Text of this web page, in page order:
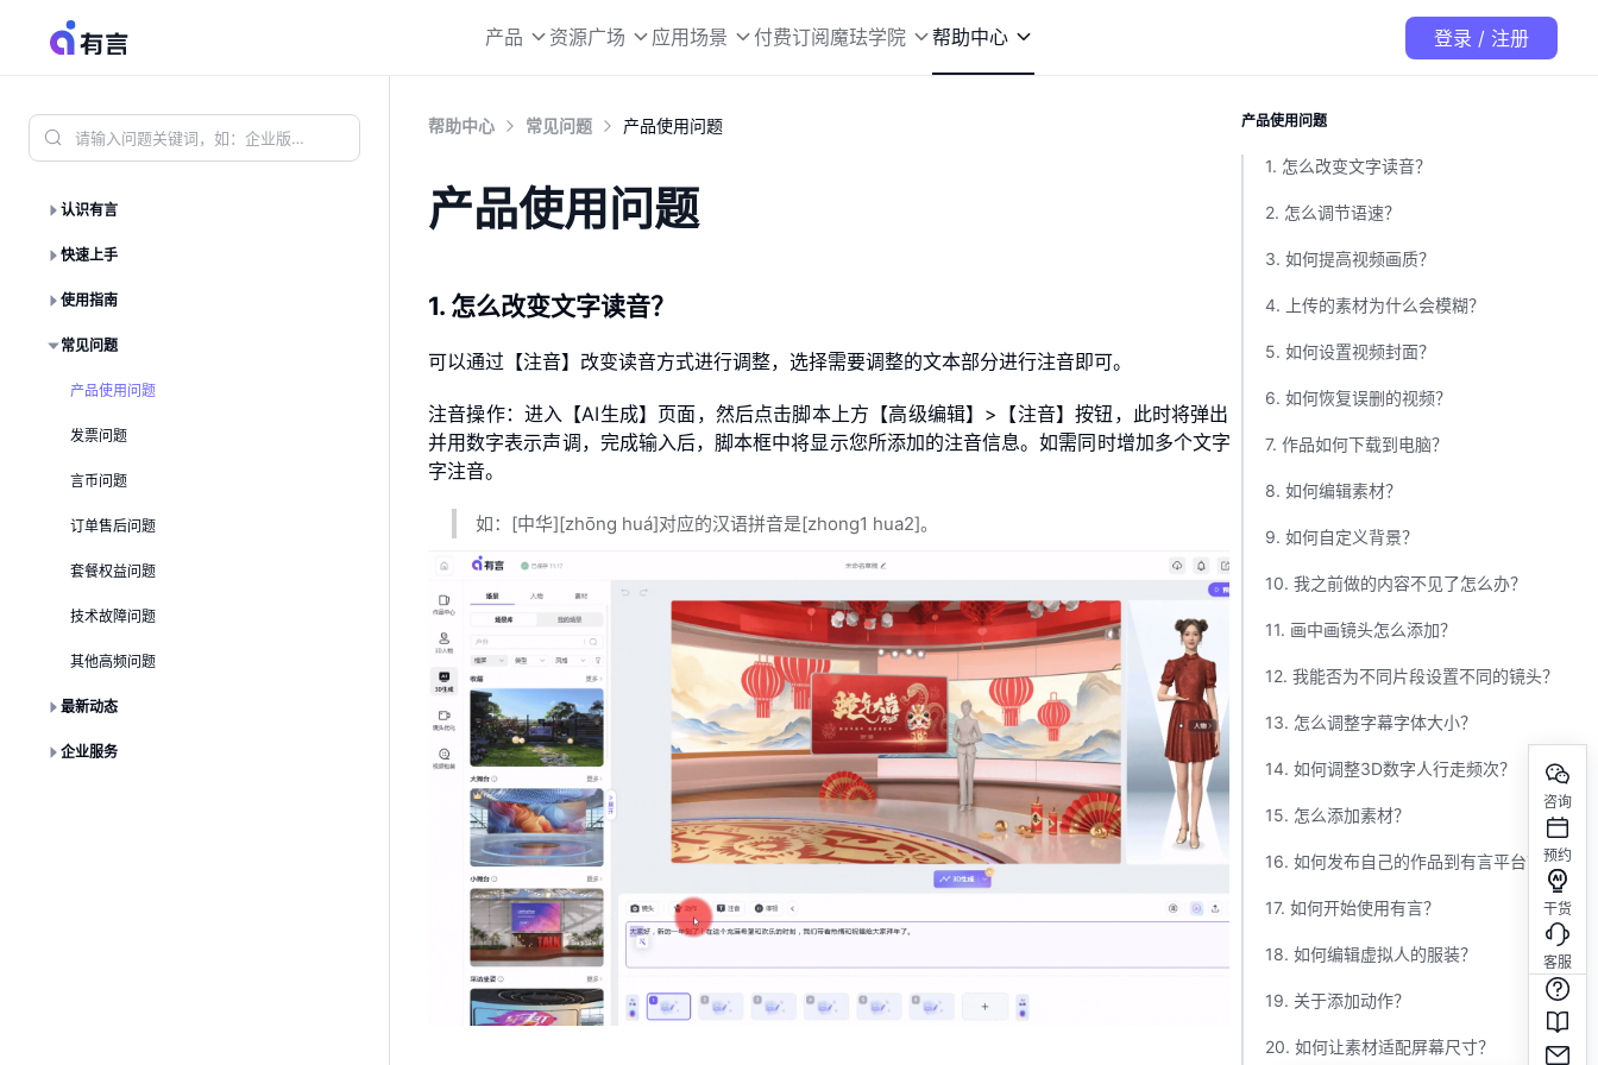
帮助中心 常见问题 产品使用问题
产品使用问题
1. 怎么改变文字读音？
可以通过【注音】改变读音方式进行调整，选择需要调整的文本部分进行注音即可。
注音操作：进入【AI生成】页面，然后点击脚本上方【高级编辑】>【注音】按钮，此时将弹出注音输入框，您在此处输入拼音
并用数字表示声调，完成输入后，脚本框中将显示您所添加的注音信息。如需同时增加多个文字的注音，需用空格间隔开每个单
字注音。
如：[中华][zhōng huá]对应的汉语拼音是[zhong1 hua2]。
认识有言
快速上手
使用指南
常见问题
产品使用问题
发票问题
言币问题
订单售后问题
套餐权益问题
技术故障问题
其他高频问题
最新动态
企业服务
产品使用问题
1. 怎么改变文字读音？
2. 怎么调节语速？
3. 如何提高视频画质？
4. 上传的素材为什么会模糊？
5. 如何设置视频封面？
6. 如何恢复误删的视频？
7. 作品如何下载到电脑？
8. 如何编辑素材？
9. 如何自定义背景？
10. 我之前做的内容不见了怎么办？
11. 画中画镜头怎么添加？
12. 我能否为不同片段设置不同的镜头？
13. 怎么调整字幕字体大小？
14. 如何调整3D数字人行走频次？
15. 怎么添加素材？
16. 如何发布自己的作品到有言平台？
17. 如何开始使用有言？
18. 如何编辑虚拟人的服装？
19. 关于添加动作？
20. 如何让素材适配屏幕尺寸？
产品 资源广场 应用场景 付费订阅魔珐学院 帮助中心 登录 / 注册
咨询
预约
干货
客服